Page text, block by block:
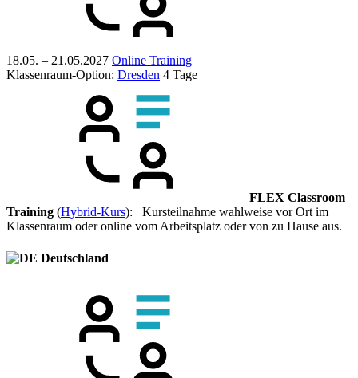
18.05. – 21.05.2027 Online Training
Klassenraum-Option: Dresden 4 Tage
FLEX Classroom
Training (Hybrid-Kurs): Kursteilnahme wahlweise vor Ort im
Klassenraum oder online vom Arbeitsplatz oder von zu Hause aus.
Deutschland